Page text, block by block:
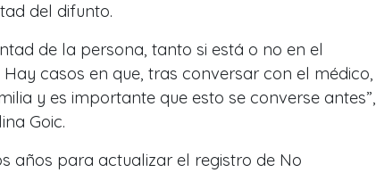
del difunto.
de la persona, tanto si está o no en el
casos en que, tras conversar con el médico,
y es importante que esto se converse antes”,
Goic.
años para actualizar el registro de No